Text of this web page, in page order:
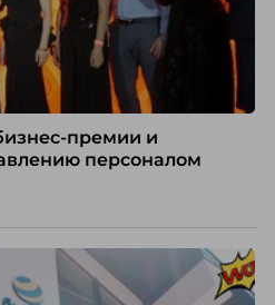
премии и
персоналом